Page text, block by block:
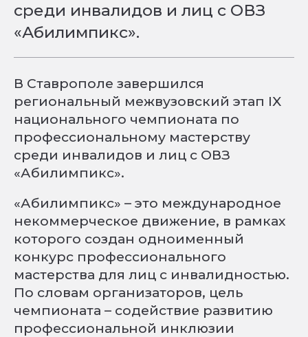
среди инвалидов и лиц с ОВЗ
«Абилимпикс».
В Ставрополе завершился
региональный межвузовский этап IX
национального чемпионата по
профессиональному мастерству
среди инвалидов и лиц с ОВЗ
«Абилимпикс».
«Абилимпикс» – это международное
некоммерческое движение, в рамках
которого создан одноименный
конкурс профессионального
мастерства для лиц с инвалидностью.
По словам организаторов, цель
чемпионата – содействие развитию
профессиональной инклюзии